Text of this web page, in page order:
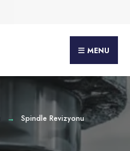
MENU
Spindle Revizyonu